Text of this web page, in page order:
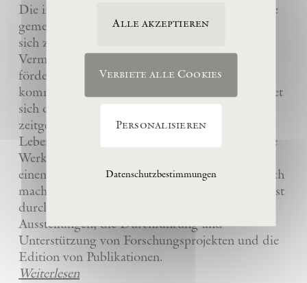
Die im Jahre 2017 von Anselm Kiefer gegründete
gemeinnützige Eschaton –Kunststiftung hat es
sich zur Aufgabe gemacht, das künstlerische
Vermächtnis ihres Gründers Anselm Kiefer zu
fördern und sein Atelier La Ribaute für
kommende Generationen zu erhalten. Sie widmet
sich dem Verständnis und der Wertschätzung
zeitgenössischer Kunst, insbesondere des
Lebenswerks von Anselm Kiefer, indem sie seine
Werke und die anderer Künstler bewahrt und
einem breiten Publikum in La Ribaute zugänglich
macht. Die Stiftung fördert zeitgenössische Kunst
durch die Organisation von internationalen
Ausstellungen, die Durchführung und
Unterstützung von Forschungsprojekten und die
Edition von Publikationen.
Weiterlesen
Alle akzeptieren
Verbiete alle Cookies
Personalisieren
Datenschutzbestimmungen